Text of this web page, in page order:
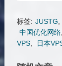
标签: JUSTG
中国优化网络,
VPS, 日本